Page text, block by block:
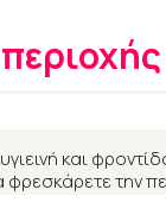
και
την